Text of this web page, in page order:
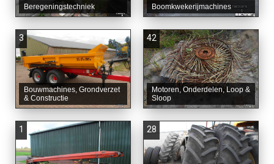
Beregeningstechniek Boomkwekerijmachines
3
Bouwmachines, Grondverzet
& Constructie
42
Motoren, Onderdelen, Loop &
Sloop
1 28